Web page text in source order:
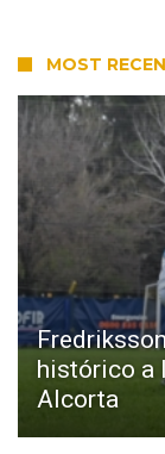
MOST
histórico a
Alcorta